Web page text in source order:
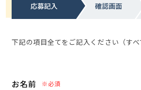
応募記入 確認画面
下記の項目全てをご記入ください（すべ
お名前 ※必須